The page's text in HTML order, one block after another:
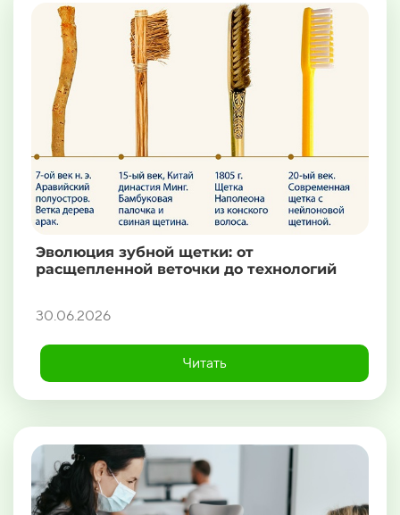
Эволюция зубной щетки: от
расщепленной веточки до технологий
30.06.2026
Читать